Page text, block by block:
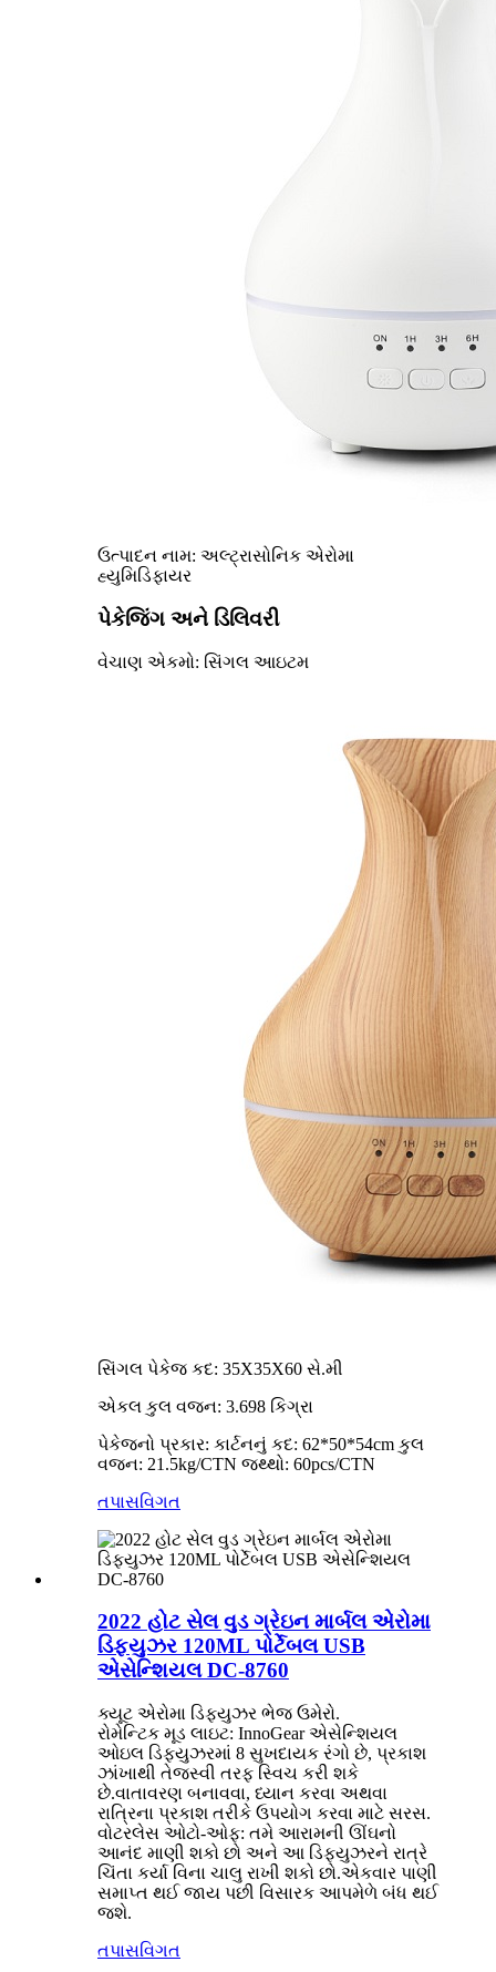
ઉત્પાદન નામ: અલ્ટ્રાસોનિક એરોમા
હ્યુમિડિફાયર
પેકેજિંગ અને ડિલિવરી
વેચાણ એકમો: સિંગલ આઇટમ
સિંગલ પેકેજ કદ: 35X35X60 સે.મી
એકલ કુલ વજન: 3.698 કિગ્રા
પેકેજનો પ્રકાર: કાર્ટનનું કદ: 62*50*54cm કુલ
વજન: 21.5kg/CTN જથ્થો: 60pcs/CTN
તપાસવિગત
2022 હોટ સેલ વુડ ગ્રેઇન માર્બલ એરોમા
ડિફ્યુઝર 120ML પોર્ટેબલ USB
એસેન્શિયલ DC-8760
ક્યૂટ એરોમા ડિફ્યુઝર ભેજ ઉમેરો.
રોમેન્ટિક મૂડ લાઇટ: InnoGear એસેન્શિયલ
ઓઇલ ડિફ્યુઝરમાં 8 સુખદાયક રંગો છે, પ્રકાશ
ઝાંખાથી તેજસ્વી તરફ સ્વિચ કરી શકે
છે.વાતાવરણ બનાવવા, ધ્યાન કરવા અથવા
રાત્રિના પ્રકાશ તરીકે ઉપયોગ કરવા માટે સરસ.
વોટરલેસ ઓટો-ઓફ: તમે આરામની ઊંઘનો
આનંદ માણી શકો છો અને આ ડિફ્યુઝરને રાત્રે
ચિંતા કર્યા વિના ચાલુ રાખી શકો છો.એકવાર પાણી
સમાપ્ત થઈ જાય પછી વિસારક આપમેળે બંધ થઈ
જશે.
તપાસવિગત